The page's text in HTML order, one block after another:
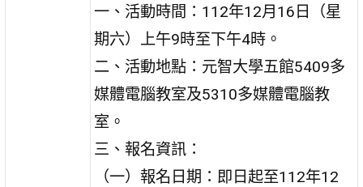
一、活動時間：112年12月16日（星
期六）上午9時至下午4時。
二、活動地點：元智大學五館5409多
媒體電腦教室及5310多媒體電腦教
室。
三、報名資訊：
（一）報名日期：即日起至112年12